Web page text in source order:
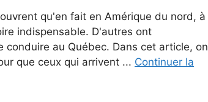
qu'en fait en Amérique du nord, à
indispensable. D'autres ont
au Québec. Dans cet article, on
que ceux qui arrivent ... Continuer la